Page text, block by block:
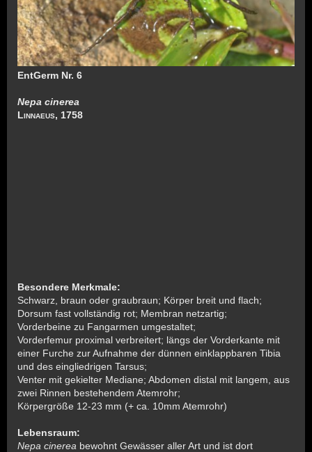
EntGerm Nr. 6
Nepa cinerea
Linnaeus, 1758
Besondere Merkmale:
Schwarz, braun oder graubraun; Körper breit und flach;
Dorsum fast vollständig rot; Membran netzartig;
Vorderbeine zu Fangarmen umgestaltet;
Vorderfemur proximal verbreitert; längs der Vorderkante mit
einer Furche zur Aufnahme der dünnen einklappbaren Tibia
und des eingliedrigen Tarsus;
Venter mit gekielter Mediane; Abdomen distal mit langem, aus
zwei Rinnen bestehendem Atemrohr;
Körpergröße 12-23 mm (+ ca. 10mm Atemrohr)
Lebensraum:
Nepa cinerea bewohnt Gewässer aller Art und ist dort